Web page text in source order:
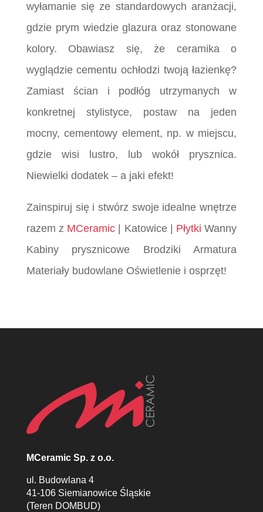
wyłamanie się ze standardowych aranżacji,
gdzie prym wiedzie glazura oraz stonowane
kolory. Obawiasz się, że ceramika o
wyglądzie cementu ochłodzi twoją łazienkę?
Zamiast ścian i podłóg utrzymanych w
konkretnej stylistyce, postaw na jeden
mocny, cementowy element, np. w miejscu,
gdzie wisi lustro, lub wokół prysznica.
Niewielki dodatek – a jaki efekt!
Zainspiruj się i stwórz swoje idealne wnętrze
razem z MCeramic | Katowice | Płytki Wanny
Kabiny prysznicowe Brodziki Armatura
Materiały budowlane Oświetlenie i osprzęt!
MCeramic Sp. z o.o.
ul. Budowlana 4
41-106 Siemianowice Śląskie
(Teren DOMBUD)